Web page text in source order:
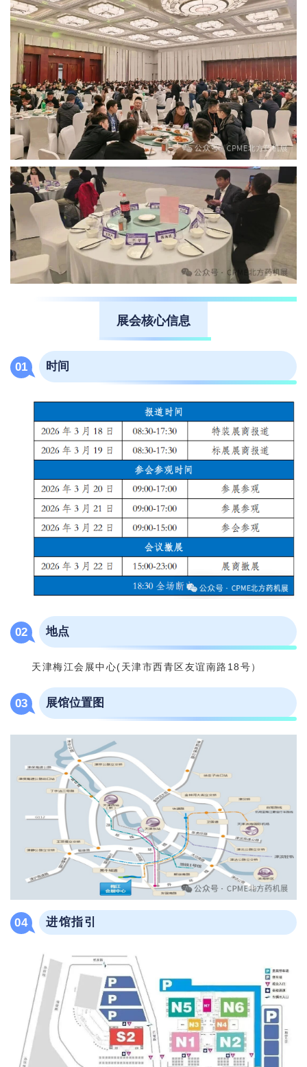
展会核心信息
01 时间
02 地点
天津梅江会展中心(天津市西青区友谊南路18号）
03 展馆位置图
04 进馆指引